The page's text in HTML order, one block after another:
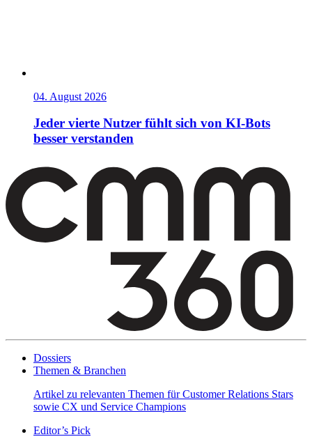
04. August 2026
Jeder vierte Nutzer fühlt sich von KI-Bots
besser verstanden
Dossiers
Themen & Branchen
Artikel zu relevanten Themen für Customer Relations Stars
sowie CX und Service Champions
Editor’s Pick